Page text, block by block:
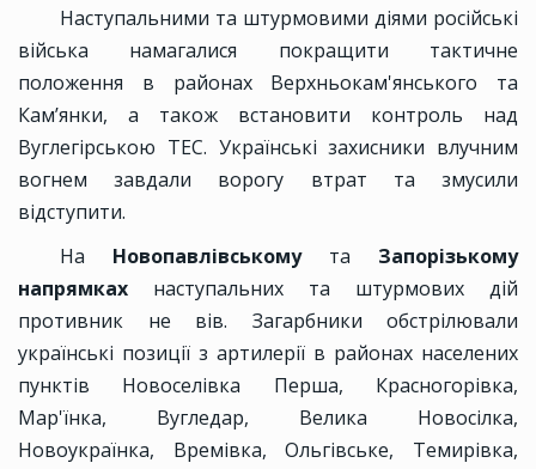
Наступальними та штурмовими діями російські
війська намагалися покращити тактичне
положення в районах Верхньокам'янського та
Камʼянки, а також встановити контроль над
Вуглегірською ТЕС. Українські захисники влучним
вогнем завдали ворогу втрат та змусили
відступити.
На Новопавлівському та Запорізькому
напрямках наступальних та штурмових дій
противник не вів. Загарбники обстрілювали
українські позиції з артилерії в районах населених
пунктів Новоселівка Перша, Красногорівка,
Мар'їнка, Вугледар, Велика Новосілка,
Новоукраїнка, Времівка, Ольгівське, Темирівка,